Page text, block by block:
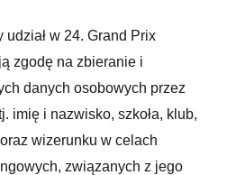
udział w 24. Grand Prix
zgodę na zbieranie i
danych osobowych przez
imię i nazwisko, szkoła, klub,
wizerunku w celach
związanych z jego